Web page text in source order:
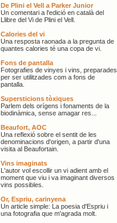
De Plini el Vell a Parker Junior
Un comentari a l'edició en català del
Llibre del Vi de Plini el Vell.
Calories del vi
Una resposta raonada a la pregunta de
quantes calories té una copa de vi.
Fons de pantalla
Fotografies de vinyes i vins, preparades
per ser utilitzades com a fons de
pantalla.
Supersticions tòxiques
Parlem dels orígens i fonaments de la
biodinàmica, sense amagar res...
Beaufort, AOC
Una reflexió sobre el sentit de les
denominacions d'origen, a partir d'una
visita al Beaufortain.
Vins imaginats
L'autor vol escollir un vi adient amb el
moment que viu i va imaginant diversos
vins possibles.
Or, Espriu, carinyena
Un article simple: La poesia d'Espriu i
una fotografia que m'agrada molt.